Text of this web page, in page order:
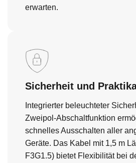
erwarten.
Sicherheit und
Integrierter beleuchteter
Zweipol-Abschaltfunktion
schnelles Ausschalten aller
Geräte. Das Kabel mit 1,5 m
F3G1.5) bietet Flexibilität bei